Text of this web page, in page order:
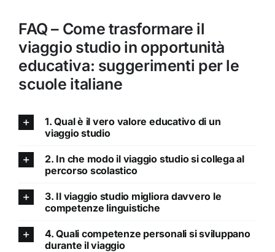
FAQ – Come trasformare il
viaggio studio in opportunità
educativa: suggerimenti per le
scuole italiane
1. Qual è il vero valore educativo di un
viaggio studio
2. In che modo il viaggio studio si collega al
percorso scolastico
3. Il viaggio studio migliora davvero le
competenze linguistiche
4. Quali competenze personali si sviluppano
durante il viaggio